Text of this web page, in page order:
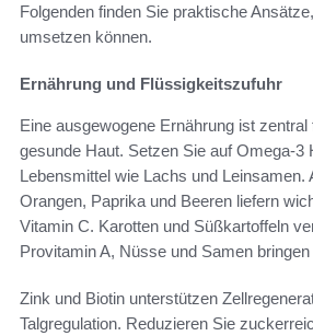
Folgenden finden Sie praktische
umsetzen können.
Ernährung und Flüssigkeitszufuhr
Eine ausgewogene Ernährung ist
gesunde Haut. Setzen Sie auf Omega-3
Lebensmittel wie Lachs und Leinsamen.
Orangen, Paprika und Beeren liefern
Vitamin C. Karotten und Süßkartoffeln
Provitamin A, Nüsse und Samen
Zink und Biotin unterstützen
Talgregulation. Reduzieren Sie